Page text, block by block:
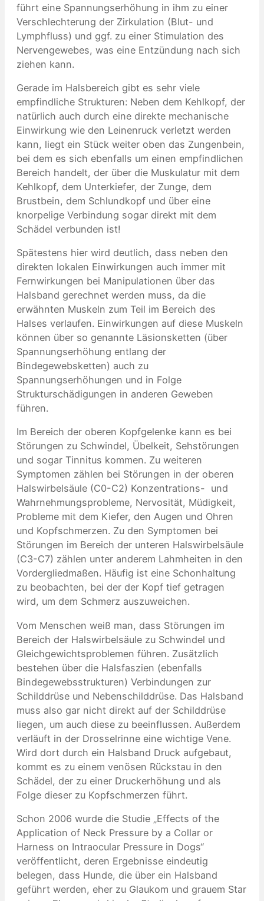
führt eine Spannungserhöhung in ihm zu einer
Verschlechterung der Zirkulation (Blut- und
Lymphfluss) und ggf. zu einer Stimulation des
Nervengewebes, was eine Entzündung nach sich
ziehen kann.
Gerade im Halsbereich gibt es sehr viele
empfindliche Strukturen: Neben dem Kehlkopf, der
natürlich auch durch eine direkte mechanische
Einwirkung wie den Leinenruck verletzt werden
kann, liegt ein Stück weiter oben das Zungenbein,
bei dem es sich ebenfalls um einen empfindlichen
Bereich handelt, der über die Muskulatur mit dem
Kehlkopf, dem Unterkiefer, der Zunge, dem
Brustbein, dem Schlundkopf und über eine
knorpelige Verbindung sogar direkt mit dem
Schädel verbunden ist!
Spätestens hier wird deutlich, dass neben den
direkten lokalen Einwirkungen auch immer mit
Fernwirkungen bei Manipulationen über das
Halsband gerechnet werden muss, da die
erwähnten Muskeln zum Teil im Bereich des
Halses verlaufen. Einwirkungen auf diese Muskeln
können über so genannte Läsionsketten (über
Spannungserhöhung entlang der
Bindegewebsketten) auch zu
Spannungserhöhungen und in Folge
Strukturschädigungen in anderen Geweben
führen.
Im Bereich der oberen Kopfgelenke kann es bei
Störungen zu Schwindel, Übelkeit, Sehstörungen
und sogar Tinnitus kommen. Zu weiteren
Symptomen zählen bei Störungen in der oberen
Halswirbelsäule (C0-C2) Konzentrations- und
Wahrnehmungsprobleme, Nervosität, Müdigkeit,
Probleme mit dem Kiefer, den Augen und Ohren
und Kopfschmerzen. Zu den Symptomen bei
Störungen im Bereich der unteren Halswirbelsäule
(C3-C7) zählen unter anderem Lahmheiten in den
Vordergliedmaßen. Häufig ist eine Schonhaltung
zu beobachten, bei der der Kopf tief getragen
wird, um dem Schmerz auszuweichen.
Vom Menschen weiß man, dass Störungen im
Bereich der Halswirbelsäule zu Schwindel und
Gleichgewichtsproblemen führen. Zusätzlich
bestehen über die Halsfaszien (ebenfalls
Bindegewebsstrukturen) Verbindungen zur
Schilddrüse und Nebenschilddrüse. Das Halsband
muss also gar nicht direkt auf der Schilddrüse
liegen, um auch diese zu beeinflussen. Außerdem
verläuft in der Drosselrinne eine wichtige Vene.
Wird dort durch ein Halsband Druck aufgebaut,
kommt es zu einem venösen Rückstau in den
Schädel, der zu einer Druckerhöhung und als
Folge dieser zu Kopfschmerzen führt.
Schon 2006 wurde die Studie „Effects of the
Application of Neck Pressure by a Collar or
Harness on Intraocular Pressure in Dogs“
veröffentlicht, deren Ergebnisse eindeutig
belegen, dass Hunde, die über ein Halsband
geführt werden, eher zu Glaukom und grauem Star